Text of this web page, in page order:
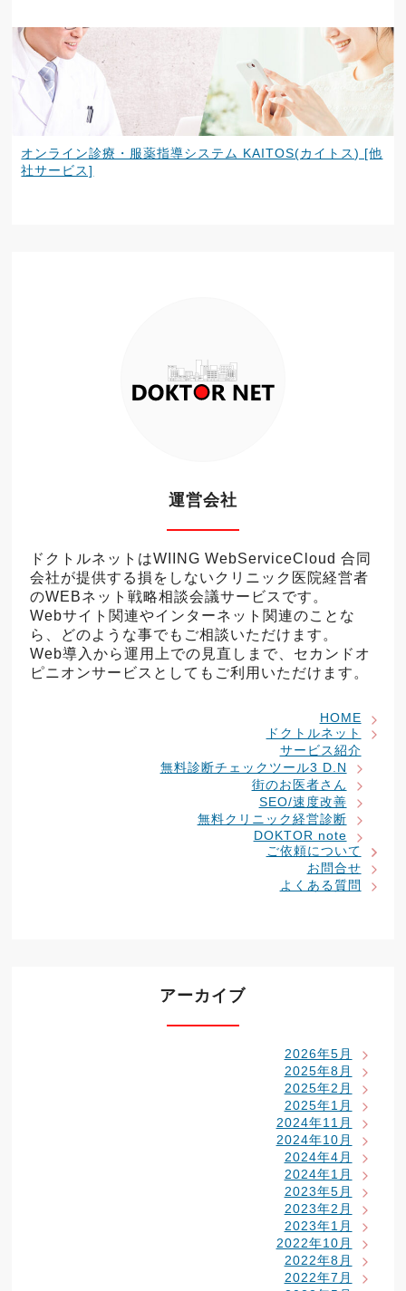
オンライン診療・服薬指導システム KAITOS(カイトス) [他
社サービス]
運営会社
ドクトルネットはWIING WebServiceCloud 合同
会社が提供する損をしないクリニック医院経営者
のWEBネット戦略相談会議サービスです。
Webサイト関連やインターネット関連のことな
ら、どのような事でもご相談いただけます。
Web導入から運用上での見直しまで、セカンドオ
ピニオンサービスとしてもご利用いただけます。
HOME
ドクトルネット
サービス紹介
無料診断チェックツール3 D.N
街のお医者さん
SEO/速度改善
無料クリニック経営診断
DOKTOR note
ご依頼について
お問合せ
よくある質問
アーカイブ
2026年5月
2025年8月
2025年2月
2025年1月
2024年11月
2024年10月
2024年4月
2024年1月
2023年5月
2023年2月
2023年1月
2022年10月
2022年8月
2022年7月